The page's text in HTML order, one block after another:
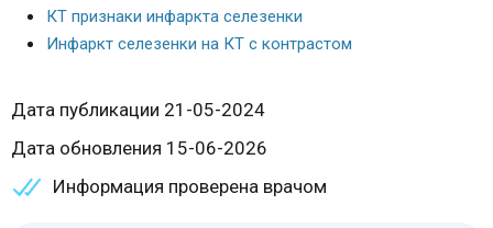
КТ признаки инфаркта селезенки
Инфаркт селезенки на КТ с контрастом
Дата публикации 21-05-2024
Дата обновления 15-06-2026
Информация проверена врачом